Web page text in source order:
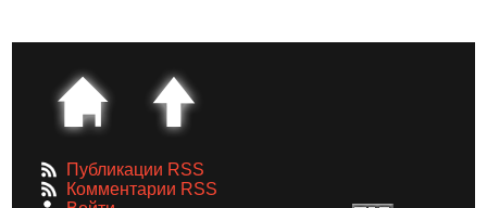
Публикации RSS
Комментарии RSS